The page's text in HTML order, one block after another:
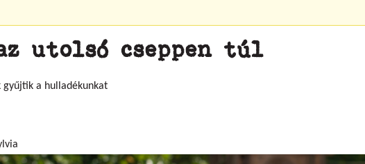
utolsó cseppen túl
gyűjtik a hulladékunkat